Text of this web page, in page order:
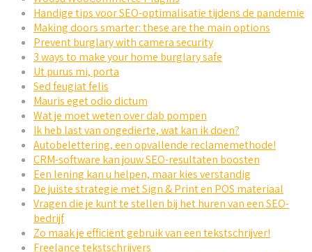
Handige tips voor SEO-optimalisatie tijdens de pandemie
Making doors smarter: these are the main options
Prevent burglary with camera security
3 ways to make your home burglary safe
Ut purus mi, porta
Sed feugiat felis
Mauris eget odio dictum
Wat je moet weten over dab pompen
Ik heb last van ongedierte, wat kan ik doen?
Autobelettering, een opvallende reclamemethode!
CRM-software kan jouw SEO-resultaten boosten
Een lening kan u helpen, maar kies verstandig
De juiste strategie met Sign & Print en POS materiaal
Vragen die je kunt te stellen bij het huren van een SEO-
bedrijf
Zo maak je efficiënt gebruik van een tekstschrijver!
Freelance tekstschrijvers